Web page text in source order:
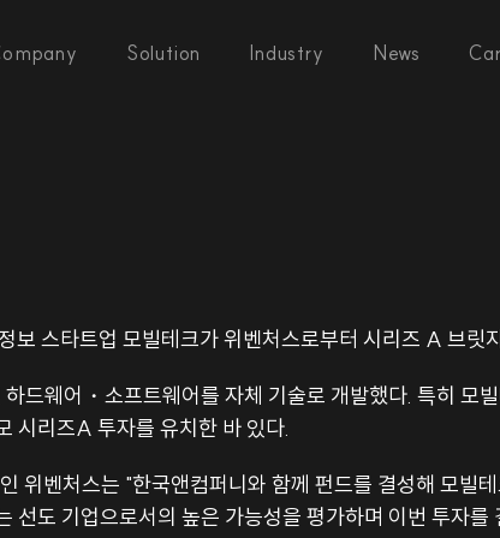
Solution Industry News
스타트업 모빌테크가 위벤처스로부터 시리즈 A 브릿
드웨어・소프트웨어를 자체 기술로 개발했다. 특히 모
시리즈A 투자를 유치한 바 있다.
벤처스는 "한국앤컴퍼니와 함께 펀드를 결성해 모빌
선도 기업으로서의 높은 가능성을 평가하며 이번 투자를